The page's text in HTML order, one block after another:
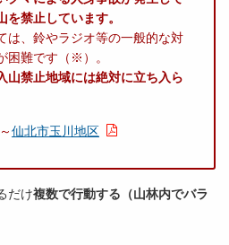
禁止しています。
は、鈴やラジオ等の一般的な対
困難です（※）。
山禁止地域には絶対に立ち入ら
～仙北市玉川地区
だけ複数で行動する（山林内でバラ